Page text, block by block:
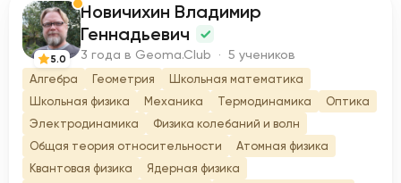
Н
5.0
Новичихин Владимир
Геннадьевич
3 года в Geoma.Club · 5 учеников
Алгебра Геометрия
Школьная математика
Школьная физика
Механика Термодинамика
Оптика
Электродинамика
Физика колебаний и волн
Общая теория относительности
Атомная физика
Квантовая физика
Ядерная физика